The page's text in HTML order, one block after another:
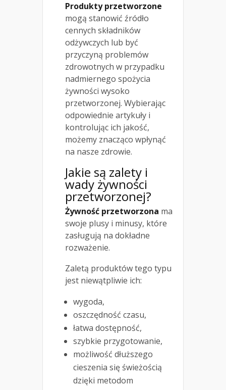
Produkty przetworzone
mogą stanowić źródło
cennych składników
odżywczych lub być
przyczyną problemów
zdrowotnych w przypadku
nadmiernego spożycia
żywności wysoko
przetworzonej. Wybierając
odpowiednie artykuły i
kontrolując ich jakość,
możemy znacząco wpłynąć
na nasze zdrowie.
Jakie są zalety i
wady żywności
przetworzonej?
Żywność przetworzona ma
swoje plusy i minusy, które
zasługują na dokładne
rozważenie.
Zaletą produktów tego typu
jest niewątpliwie ich:
wygoda,
oszczędność czasu,
łatwa dostępność,
szybkie przygotowanie,
możliwość dłuższego
cieszenia się świeżością
dzięki metodom